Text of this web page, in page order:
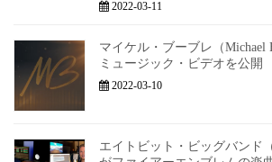
2022-03-11
マイケル・ブーブレ（Michael
ミュージック・ビデオを公開
2022-03-10
エイトビット・ビッグバンド